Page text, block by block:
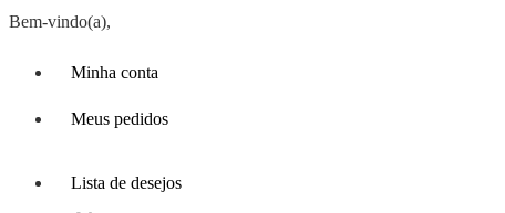
Bem-vindo(a),
Minha conta
Meus pedidos
Lista de desejos